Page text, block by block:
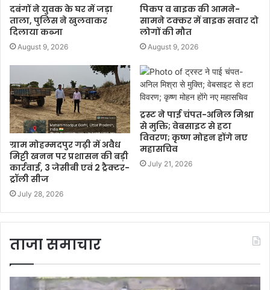
दबंगों ने युवक के घर में जड़ा
ताला, पुलिस ने खुलवाकर
दिलाया कब्जा
August 9, 2026
पिकप व बाइक की आमने-
सामने टक्कर में बाइक सवार दो
लोगों की मौत
August 9, 2026
ग्राम मोहम्मदपुर गढ़ी में अवैध
मिट्टी खनन पर प्रशासन की बड़ी
कार्रवाई, 3 जेसीबी एवं 2 ट्रैक्टर-
ट्रॉली सीज
July 28, 2026
ट्रस्ट ने पाई चंपत-अनिल मिश्रा
से मुक्ति; वेबसाइट से हटा
विवरण; कृष्ण मोहन होंगे नए
महासचिव
July 21, 2026
ताजा समाचार